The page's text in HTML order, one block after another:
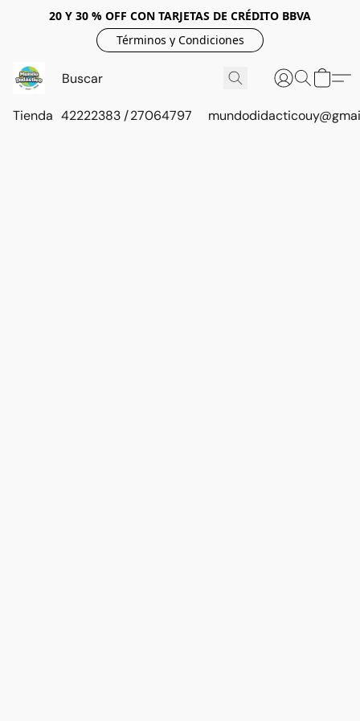
20 Y 30 % OFF CON TARJETAS DE CRÉDITO BBVA
Términos y Condiciones
Tienda 42222383 / 27064797